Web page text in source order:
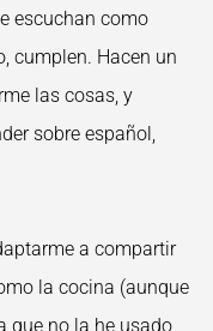
escuchan como
cumplen. Hacen un
las cosas, y
sobre español,
a compartir
la cocina (aunque
que no la he usado